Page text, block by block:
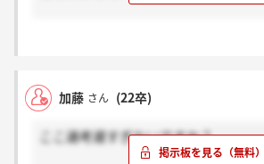
加藤 さん (22卒)
ここ選考遅すぎないですか？